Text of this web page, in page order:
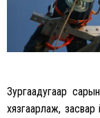
Зургаадугаар
хязгаарлаж, засвар